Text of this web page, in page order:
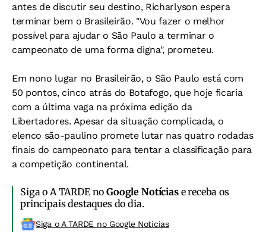
antes de discutir seu destino, Richarlyson espera
terminar bem o Brasileirão. "Vou fazer o melhor
possível para ajudar o São Paulo a terminar o
campeonato de uma forma digna", prometeu.
Em nono lugar no Brasileirão, o São Paulo está com
50 pontos, cinco atrás do Botafogo, que hoje ficaria
com a última vaga na próxima edição da
Libertadores. Apesar da situação complicada, o
elenco são-paulino promete lutar nas quatro rodadas
finais do campeonato para tentar a classificação para
a competição continental.
Siga o A TARDE noGoogle Notíciase receba os
principais destaques do dia.
Siga o A TARDE no Google Noticias